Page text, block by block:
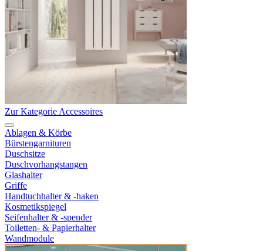
Zur Kategorie Accessoires
Ablagen & Körbe
Bürstengarnituren
Duschsitze
Duschvorhangstangen
Glashalter
Griffe
Handtuchhalter & -haken
Kosmetikspiegel
Seifenhalter & -spender
Toiletten- & Papierhalter
Wandmodule